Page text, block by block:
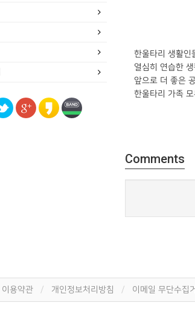
한울타리 생활인
열심히 연습한
앞으로 더 좋은
한울타리 가족
Comments
이용약관 개인정보처리방침 이메일 무단수집